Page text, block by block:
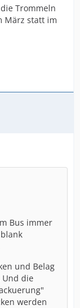
Trommeln
März statt im
Bus immer
und Belag
Und die
werden